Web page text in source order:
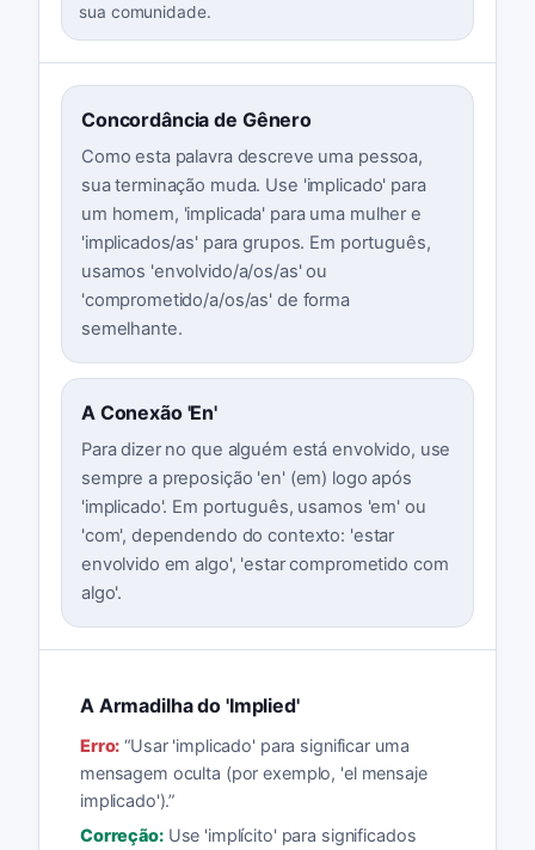
sua comunidade.
Concordância de Gênero
Como esta palavra descreve uma pessoa,
sua terminação muda. Use 'implicado' para
um homem, 'implicada' para uma mulher e
'implicados/as' para grupos. Em português,
usamos 'envolvido/a/os/as' ou
'comprometido/a/os/as' de forma
semelhante.
A Conexão 'En'
Para dizer no que alguém está envolvido, use
sempre a preposição 'en' (em) logo após
'implicado'. Em português, usamos 'em' ou
'com', dependendo do contexto: 'estar
envolvido em algo', 'estar comprometido com
algo'.
A Armadilha do 'Implied'
Erro: “Usar 'implicado' para significar uma
mensagem oculta (por exemplo, 'el mensaje
implicado').”
Correção: Use 'implícito' para significados